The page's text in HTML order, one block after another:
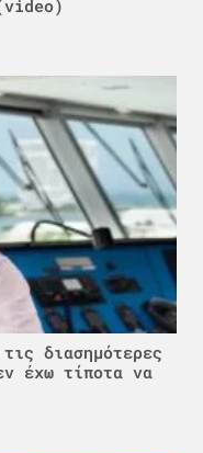
διασημότερες
έχω τίποτα να